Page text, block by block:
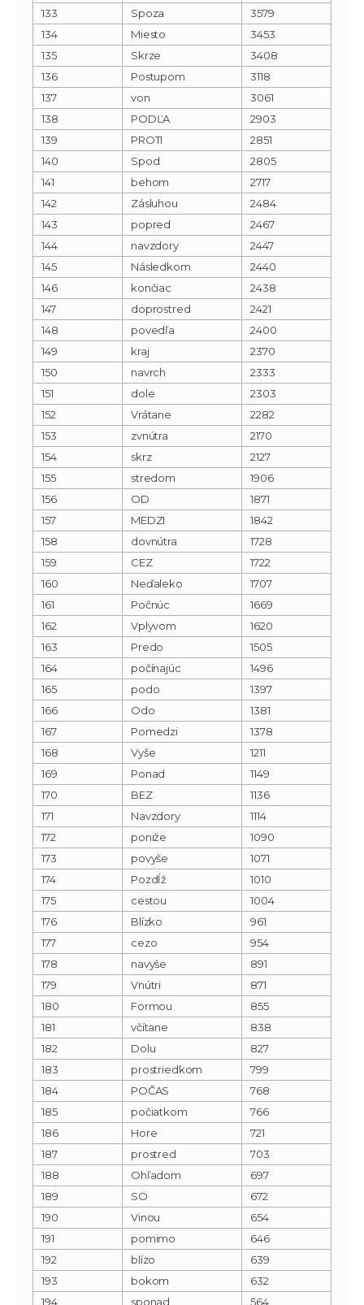
133
Spoza
3579
134
Miesto
3453
135
Skrze
3408
136
Postupom
3118
137
von
3061
138
PODĽA
2903
139
PROTI
2851
140
Spod
2805
141
behom
2717
142
Zásluhou
2484
143
popred
2467
144
navzdory
2447
145
Následkom
2440
146
končiac
2438
147
doprostred
2421
148
povedľa
2400
149
kraj
2370
150
navrch
2333
151
dole
2303
152
Vrátane
2282
153
zvnútra
2170
154
skrz
2127
155
stredom
1906
156
OD
1871
157
MEDZI
1842
158
dovnútra
1728
159
CEZ
1722
160
Neďaleko
1707
161
Počnúc
1669
162
Vplyvom
1620
163
Predo
1505
164
počínajúc
1496
165
podo
1397
166
Odo
1381
167
Pomedzi
1378
168
Vyše
1211
169
Ponad
1149
170
BEZ
1136
171
Navzdory
1114
172
poniže
1090
173
povyše
1071
174
Pozdĺž
1010
175
cestou
1004
176
Blízko
961
177
cezo
954
178
navyše
891
179
Vnútri
871
180
Formou
855
181
včítane
838
182
Dolu
827
183
prostriedkom
799
184
POČAS
768
185
počiatkom
766
186
Hore
721
187
prostred
703
188
Ohľadom
697
189
SO
672
190
Vinou
654
191
pomimo
646
192
blízo
639
193
bokom
632
194
sponad 564